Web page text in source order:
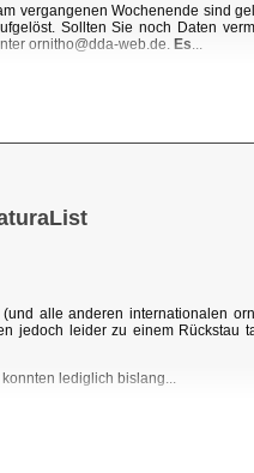
vergangenen Wochenende sind
Sollten Sie noch Daten
ornitho@dda-web.de. Es...
(und alle anderen internationalen
jedoch leider zu einem Rückstau
lediglich bislang...